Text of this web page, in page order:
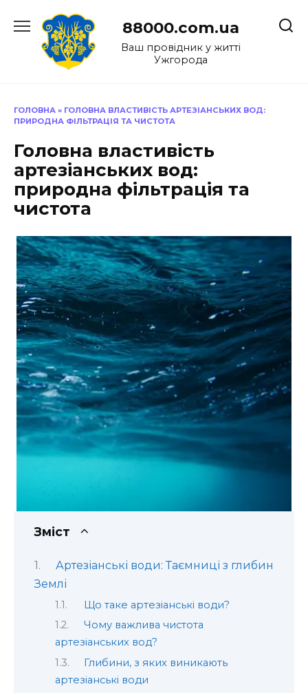
до
88000.com.ua
Ваш провідник у житті
Ужгорода
ГОЛОВНА » ГОЛОВНА ВЛАСТИВІСТЬ АРТЕЗІАНСЬКИХ ВОД:
ПРИРОДНА ФІЛЬТРАЦІЯ ТА ЧИСТОТА
Головна властивість
артезіанських вод:
природна фільтрація та
чистота
Зміст
Артезіанські води: Таємниці з глибин
Землі
Що таке артезіанські води?
Чому важлива чистота
артезіанських вод?
Глибини, з яких виникають
артезіанські води